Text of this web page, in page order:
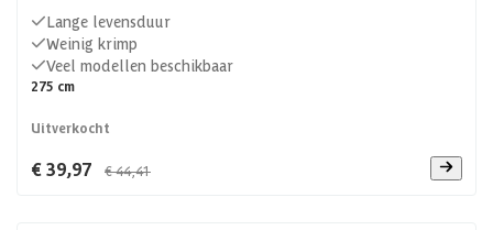
Lange levensduur
Weinig krimp
Veel modellen beschikbaar
275 cm
Uitverkocht
€ 39,97 € 44,41